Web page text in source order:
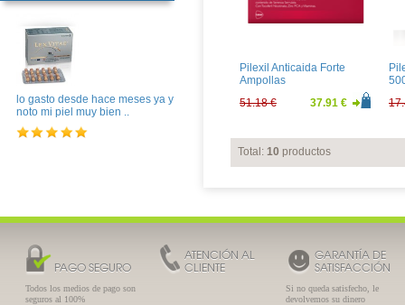
lo gasto desde hace meses ya y
noto mi piel muy bien ..
Pilexil Anticaida Forte
Ampollas
51.18 €
37.91 €
Total: 10 productos
PAGO SEGURO
Todos los medios de pago son
seguros al 100%
ATENCIÓN AL
CLIENTE
GARANTÍA DE
SATISFACCIÓN
Si no queda satisfecho, le
devolvemos su dinero